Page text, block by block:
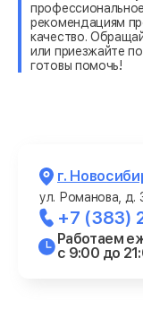
рекомендациям
качество.
или приезжайте
готовы помочь!
г.
ул. Романова, д.
+7 (383)
Работаем
с 9:00 до